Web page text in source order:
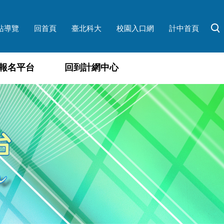
導覽 回首頁 臺北科大 校園入口網 計中首頁
名平台 回到計網中心